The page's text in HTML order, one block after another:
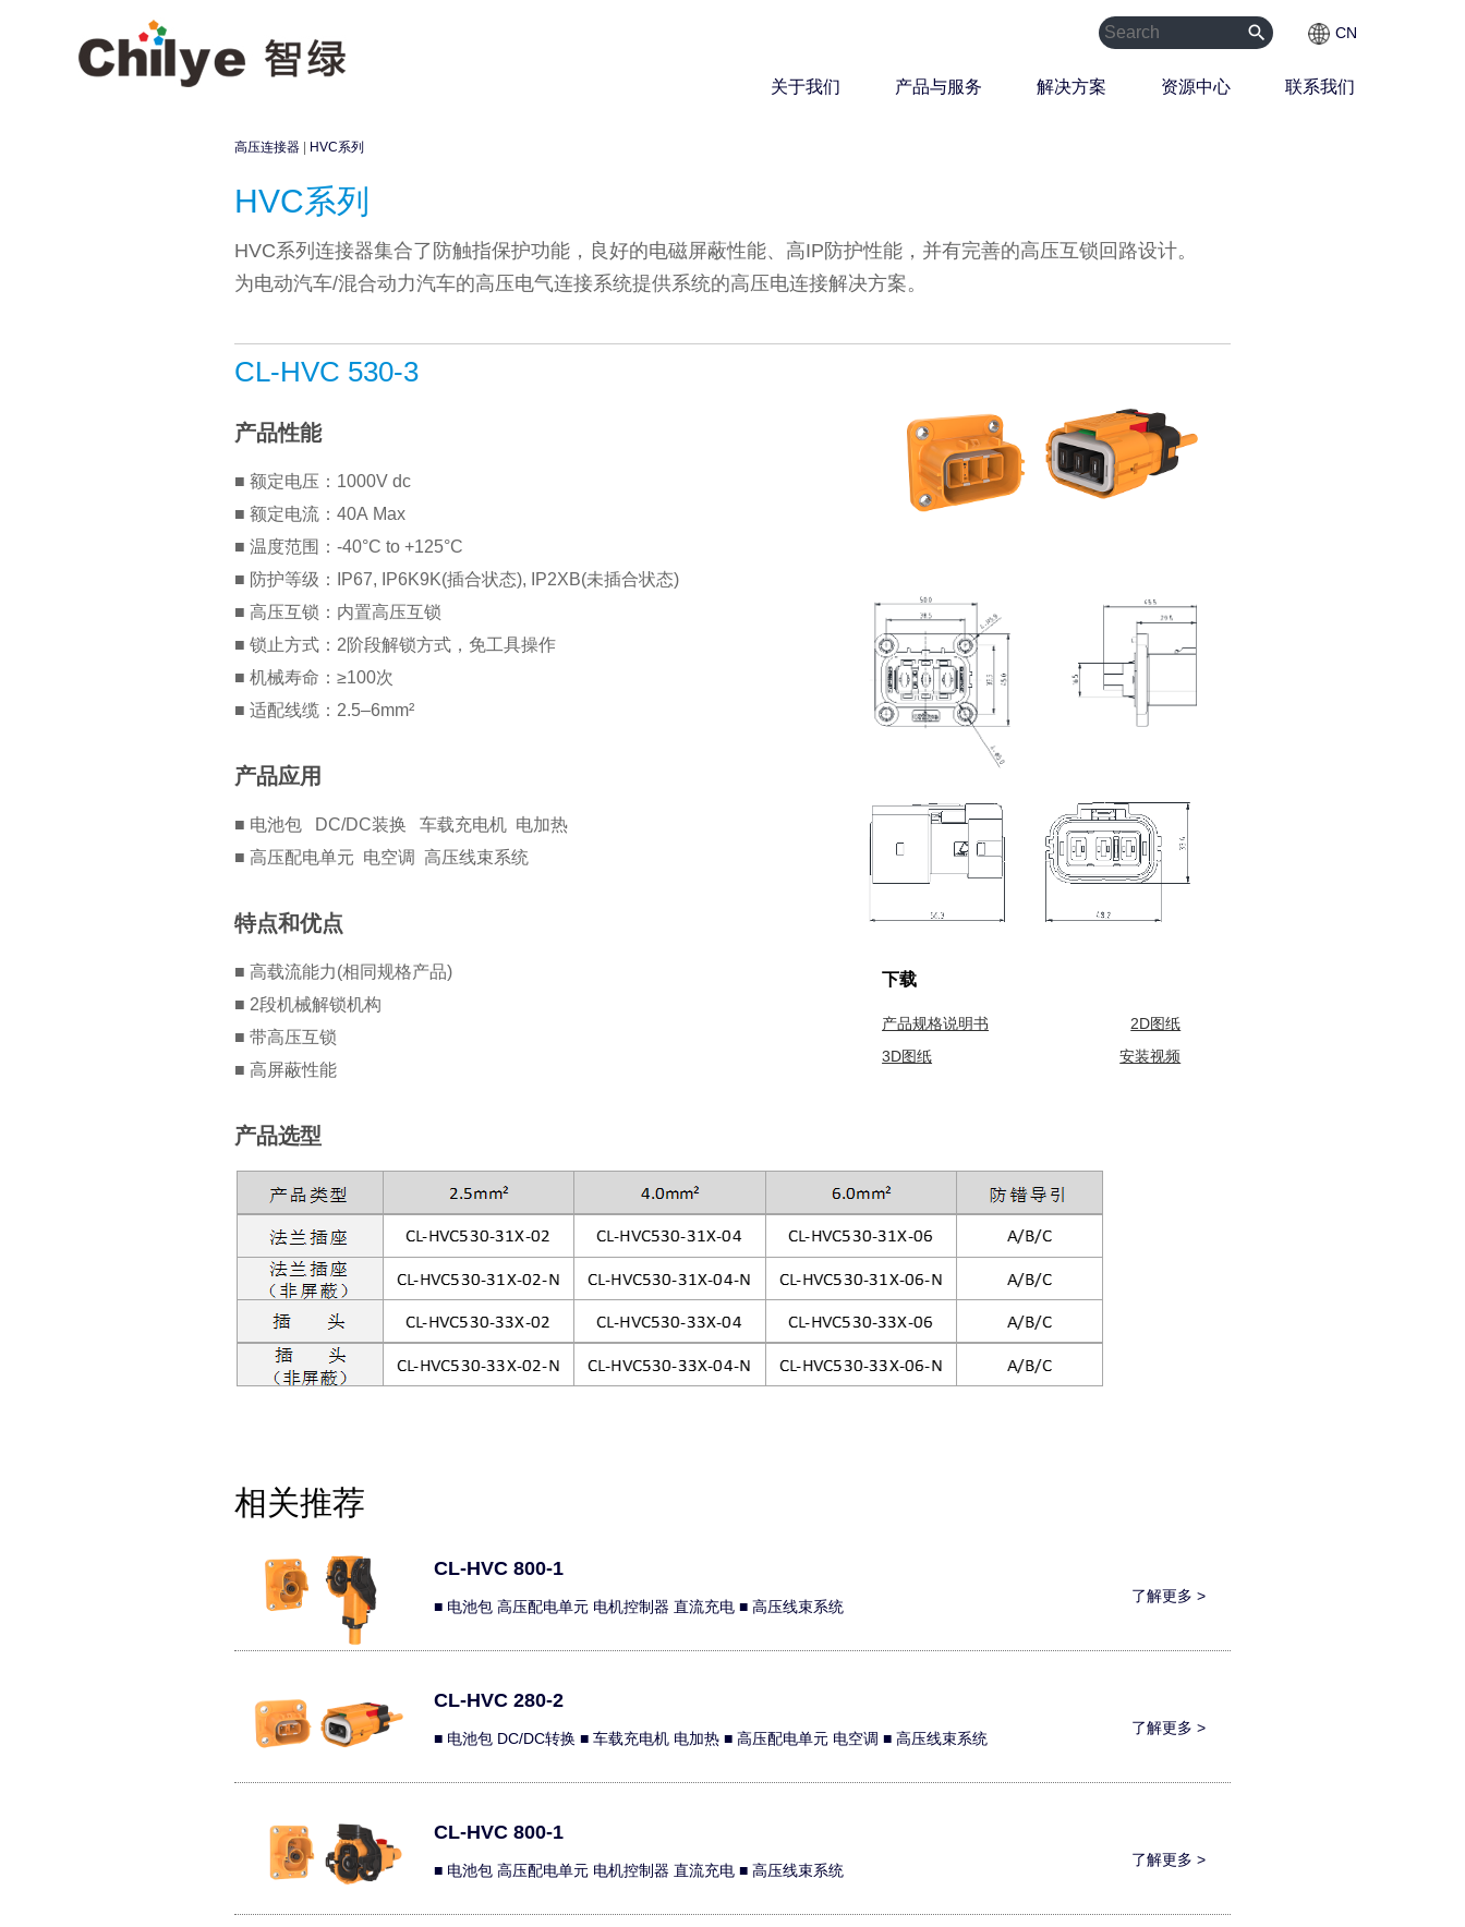
CN
search
关于我们 产品与服务 解决方案 资源中心 联系我们
高压连接器 HVC系列
HVC系列
HVC系列连接器集合了防触指保护功能，良好的电磁屏蔽性能、高IP防护性能，并有完善的高压互锁回路设计。
为电动汽车/混合动力汽车的高压电气连接系统提供系统的高压电连接解决方案。
CL-HVC 530-3
产品性能
■ 额定电压：1000V dc
■ 额定电流：40A Max
■ 温度范围：-40°C to +125°C
■ 防护等级：IP67, IP6K9K(插合状态), IP2XB(未插合状态)
■ 高压互锁：内置高压互锁
■ 锁止方式：2阶段解锁方式，免工具操作
■ 机械寿命：≥100次
■ 适配线缆：2.5–6mm²
产品应用
■ 电池包 DC/DC装换 车载充电机 电加热
■ 高压配电单元 电空调 高压线束系统
特点和优点
■ 高载流能力(相同规格产品)
■ 2段机械解锁机构
■ 带高压互锁
■ 高屏蔽性能
产品选型
下载
产品规格说明书
2D图纸
3D图纸
安装视频
相关推荐
CL-HVC 800-1
■ 电池包 高压配电单元 电机控制器 直流充电 ■ 高压线束系统
了解更多 >
CL-HVC 280-2
■ 电池包 DC/DC转换 ■ 车载充电机 电加热 ■ 高压配电单元 电空调 ■ 高压线束系统
了解更多 >
CL-HVC 800-1
■ 电池包 高压配电单元 电机控制器 直流充电 ■ 高压线束系统
了解更多 >